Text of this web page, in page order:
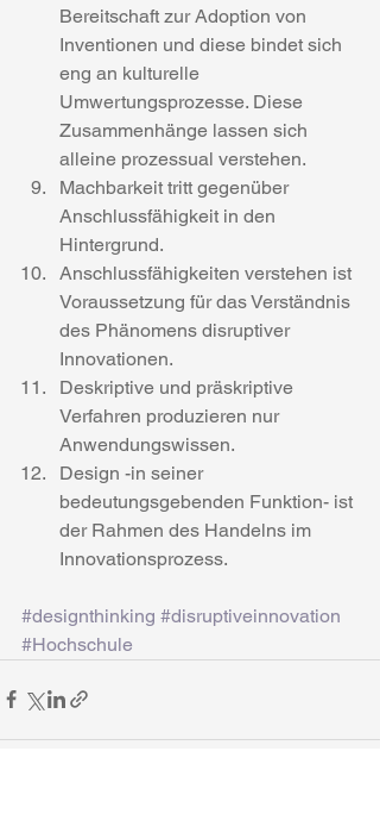
Bereitschaft zur Adoption von
Inventionen und diese bindet sich
eng an kulturelle
Umwertungsprozesse. Diese
Zusammenhänge lassen sich
alleine prozessual verstehen.
Machbarkeit tritt gegenüber
Anschlussfähigkeit in den
Hintergrund.
Anschlussfähigkeiten verstehen ist
Voraussetzung für das Verständnis
des Phänomens disruptiver
Innovationen.
Deskriptive und präskriptive
Verfahren produzieren nur
Anwendungswissen.
Design -in seiner
bedeutungsgebenden Funktion- ist
der Rahmen des Handelns im
Innovationsprozess.
#designthinking #disruptiveinnovation
#Hochschule